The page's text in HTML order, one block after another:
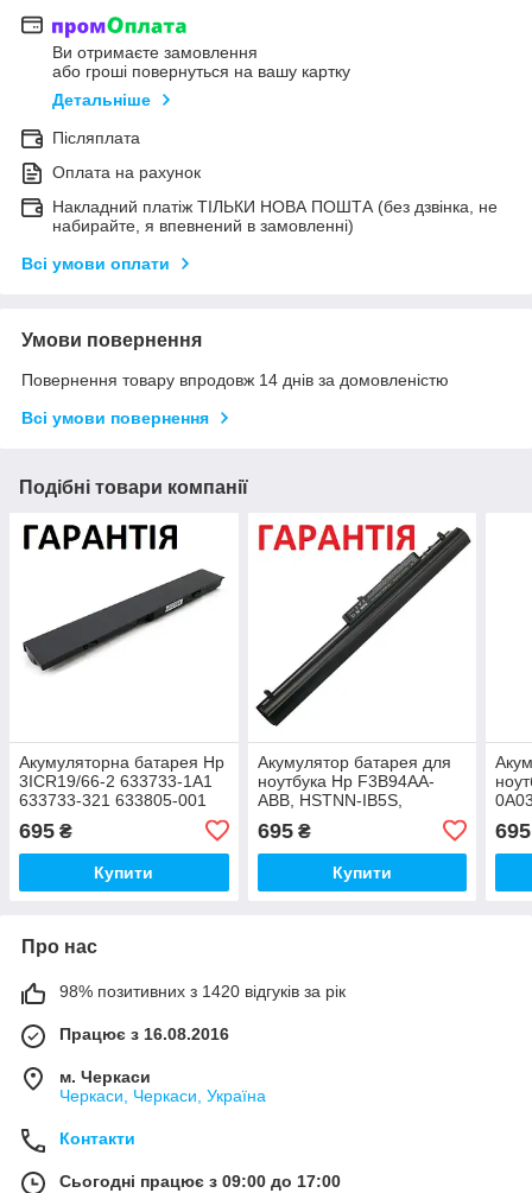
Ви отримаєте замовлення
або гроші повернуться на вашу картку
Детальніше
Післяплата
Оплата на рахунок
Накладний платіж ТІЛЬКИ НОВА ПОШТА (без дзвінка, не
набирайте, я впевнений в замовленні)
Всі умови оплати
Умови повернення
Повернення товару впродовж 14 днів за домовленістю
Всі умови повернення
Подібні товари компанії
Акумуляторна батарея Hp
3ICR19/66-2 633733-1A1
633733-321 633805-001
650938-001 HSTNN-DB2R
695 ₴
Купити
Акумулятор батарея для
ноутбука Hp F3B94AA-
ABB, HSTNN-IB5S,
LB5Y, HSTNN-PB5Y,
HSTNN-XB5S
695₴
Купити
695
Про нас
98% позитивних з 1420 відгуків за рік
Працює з 16.08.2016
м. Черкаси
Черкаси, Черкаси, Україна
Контакти
Сьогодні працює з 09:00 до 17:00